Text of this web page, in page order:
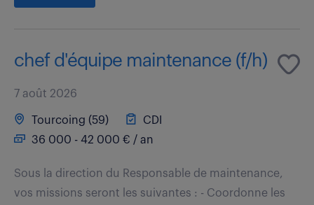
chef d'équipe maintenance (f/h)
7 août 2026
Tourcoing (59)
CDI
36 000 - 42 000 € / an
Sous la direction du Responsable de maintenance,
vos missions seront les suivantes : - Coordonne les